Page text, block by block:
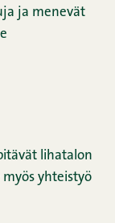
ja menevät
lihatalon
yhteistyö